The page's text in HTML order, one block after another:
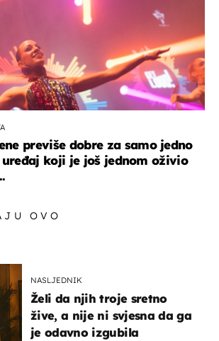
previše dobre za samo jedno
koji je još jednom oživio
OVO
NASLJEDNIK
Želi da njih troje sretno
žive, a nije ni svjesna da ga
je odavno izgubila